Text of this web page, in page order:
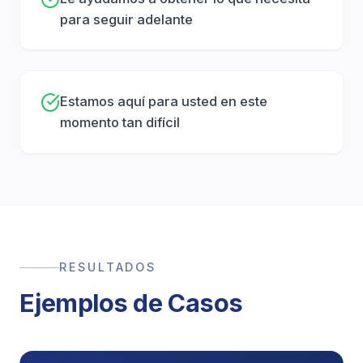
4. Negociación Agresiva
posible.
negligencia?
para seguir adelante
Estamos aquí para usted en este
momento tan difícil
RESULTADOS
Ejemplos de Casos